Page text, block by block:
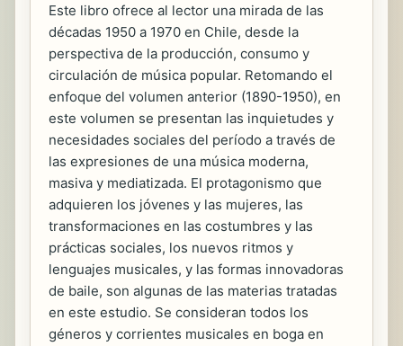
Este libro ofrece al lector una mirada de las
décadas 1950 a 1970 en Chile, desde la
perspectiva de la producción, consumo y
circulación de música popular. Retomando el
enfoque del volumen anterior (1890-1950), en
este volumen se presentan las inquietudes y
necesidades sociales del perí­odo a través de
las expresiones de una música moderna,
masiva y mediatizada. El protagonismo que
adquieren los jóvenes y las mujeres, las
transformaciones en las costumbres y las
prácticas sociales, los nuevos ritmos y
lenguajes musicales, y las formas innovadoras
de baile, son algunas de las materias tratadas
en este estudio. Se consideran todos los
géneros y corrientes musicales en boga en